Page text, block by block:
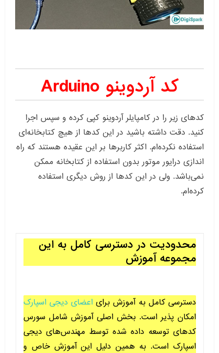
کد آردوینو Arduino
کدهای زیر را در کامپایلر آردوینو کپی کرده و سپس اجرا
کنید. دقت داشته باشید در این کدها از هیچ کتابخانه‌ای
استفاده نکرده‌ام. اکثر کاربرها بر این عقیده هستند که راه
اندازی درایور موتور بدون استفاده از کتابخانه ممکن
نمی‌باشد. ولی در این کدها از روش دیگری استفاده
کرده‌ام.
محدودیت در دسترسی کامل به این
مجموعه آموزش
دسترسی کامل به آموزش برای اعضای دیجی اسپارک
امکان پذیر است. بخش اصلی آموزش شامل سورس
کدهای توسعه داده شده توسط مهندس‌های دیجی
اسپارک است. به همین دلیل این آموزش خاص و